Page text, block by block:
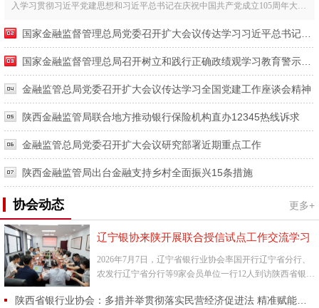
入学习贯彻习近平党建思想和习近平总书记在庆祝中国共产党成立105周年大会
金融监管总局党委召开扩大会议传达学习全国党建工作座谈会精神
陕西金融监管局联合地方推动银行保险机构直办12345热线诉求
金融监管总局党委召开扩大会议研究部署近期重点工作
陕西金融监管局出台金融支持乡村全面振兴15条措施
协会动态 更多+
辽宁银协来陕开展联合授信试点工作交流学习
2026年7月7日，辽宁省银行业协会率国开行辽宁省分行、
农发行辽宁省分行等9家会员单位一行12人到访陕西省银行
行业协...